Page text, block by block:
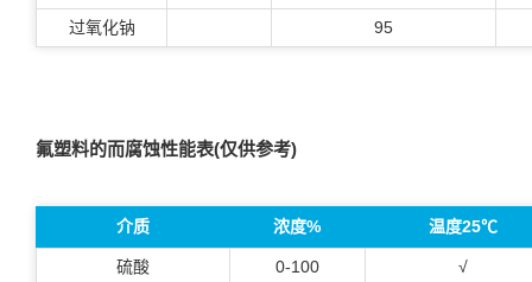
过氧化钠
95
氟塑料的而腐蚀性能表(仅供参考)
介质 浓度% 温度25℃
硫酸 0-100
√